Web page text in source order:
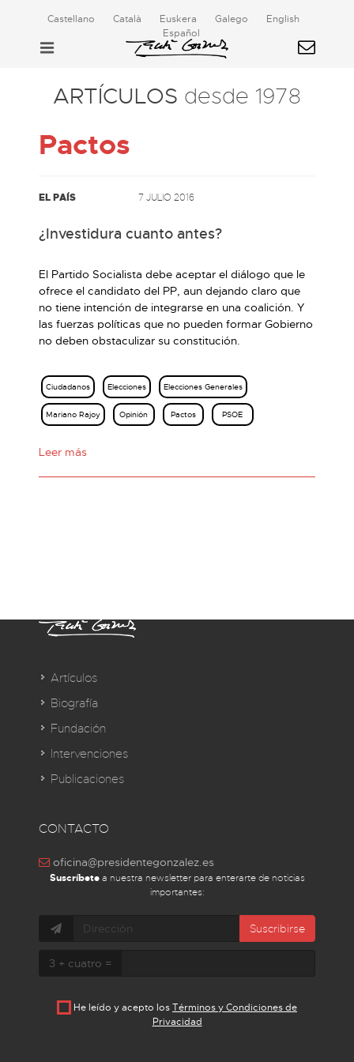
Castellano Català Euskera Galego
English
Español
ARTÍCULOS desde 1978
Pactos
EL PAÍS 7 JULIO 2016
¿Investidura cuanto antes?
El Partido Socialista debe aceptar el diálogo que le
ofrece el candidato del PP, aun dejando claro que
no tiene intención de integrarse en una coalición. Y
las fuerzas políticas que no pueden formar Gobierno
no deben obstaculizar su constitución.
Ciudadanos Elecciones Elecciones Generales
Mariano Rajoy Opinión Pactos PSOE
Leer más
Artículos
Biografía
Fundación
Intervenciones
Publicaciones
CONTACTO
oficina@presidentegonzalez.es
Suscríbetea nuestra newsletter para enterarte de noticias
importantes:
Suscribirse
3 + cuatro =
He leído y acepto losTérminos y Condiciones de
Privacidad